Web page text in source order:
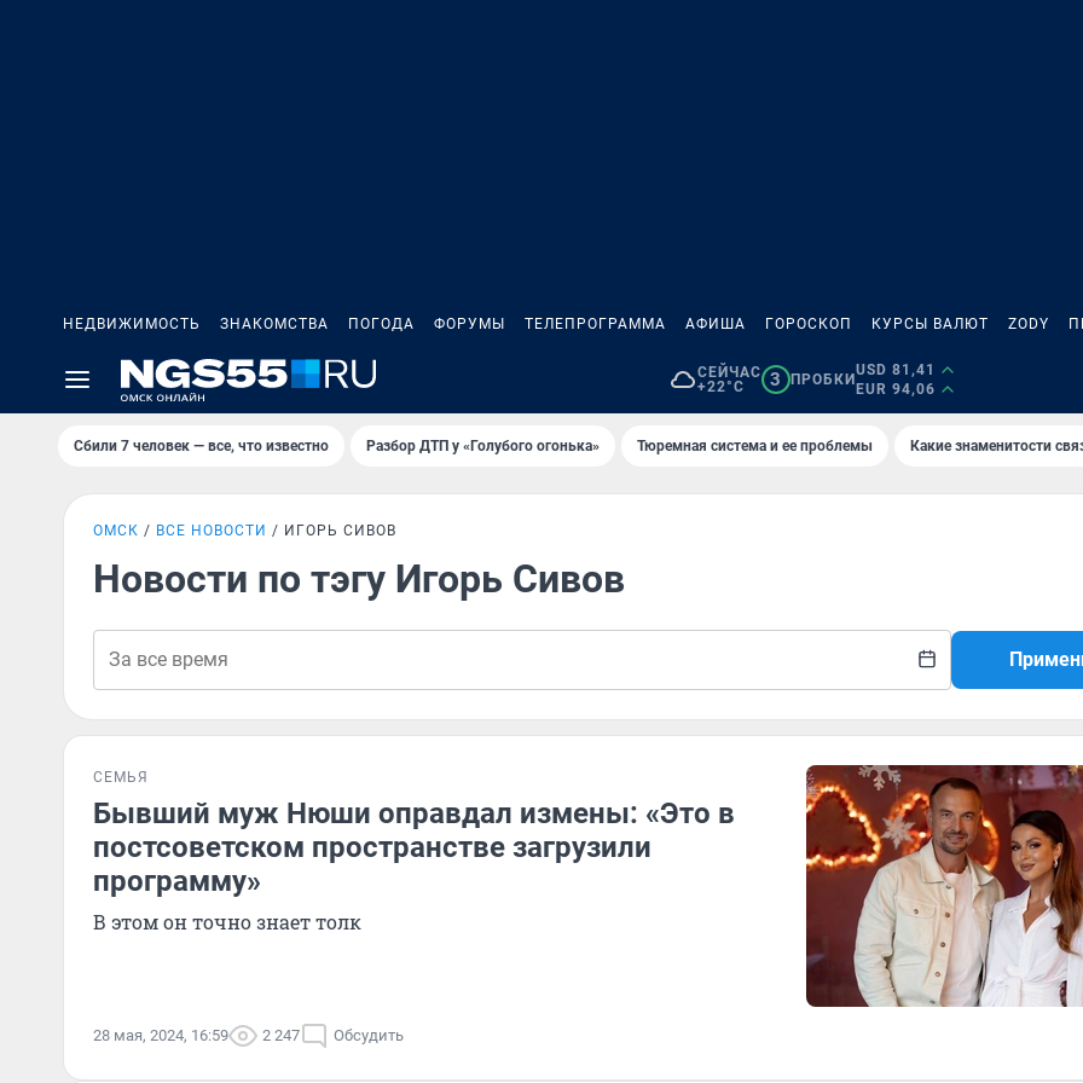
НЕДВИЖИМОСТЬ ЗНАКОМСТВА ПОГОДА ФОРУМЫ ТЕЛЕПРОГРАММА АФИША ГОРОСКОП КУРСЫ ВАЛЮТ ZODY
СЕЙЧАС
+22°C
3 ПРОБКИ
USD 81,41
EUR 94,06
Сбили 7 человек — все, что известно Разбор ДТП у «Голубого огонька» Тюремная система и ее проблемы Какие знаменитости
ОМСК ВСЕ НОВОСТИ ИГОРЬ СИВОВ
Новости по тэгу Игорь Сивов
СЕМЬЯ
Бывший муж Нюши оправдал измены: «Это в
постсоветском пространстве загрузили
программу»
В этом он точно знает толк
28 мая, 2024, 16:59 2 247 Обсудить